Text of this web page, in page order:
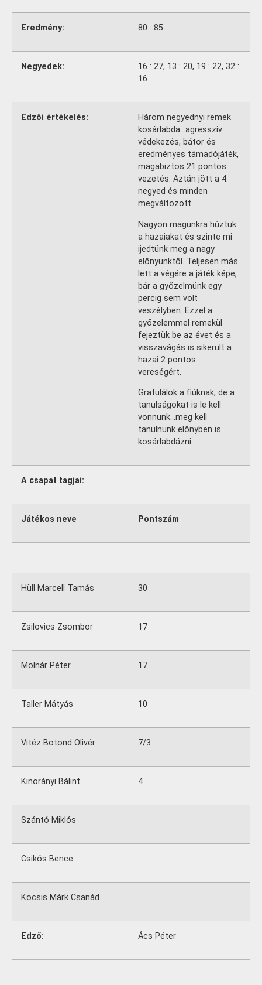
Eredmény: 80 : 85
Negyedek:
16 : 27, 13 : 20, 19 : 22, 32 :
16
Edzői értékelés:
Három negyednyi remek
kosárlabda…agresszív
védekezés, bátor és
eredményes támadójáték,
magabiztos 21 pontos
vezetés. Aztán jött a 4.
negyed és minden
megváltozott.
Nagyon magunkra húztuk
a hazaiakat és szinte mi
ijedtünk meg a nagy
előnyünktől. Teljesen más
lett a végére a játék képe,
bár a győzelmünk egy
percig sem volt
veszélyben. Ezzel a
győzelemmel remekül
fejeztük be az évet és a
visszavágás is sikerült a
hazai 2 pontos
vereségért.
Gratulálok a fiúknak, de a
tanulságokat is le kell
vonnunk…meg kell
tanulnunk előnyben is
kosárlabdázni.
A csapat tagjai:
Játékos neve Pontszám
Hüll Marcell Tamás 30
Zsilovics Zsombor 17
Molnár Péter 17
Taller Mátyás 10
Vitéz Botond Olivér 7/3
Kinorányi Bálint 4
Szántó Miklós
Csikós Bence
Kocsis Márk Csanád
Edző: Ács Péter